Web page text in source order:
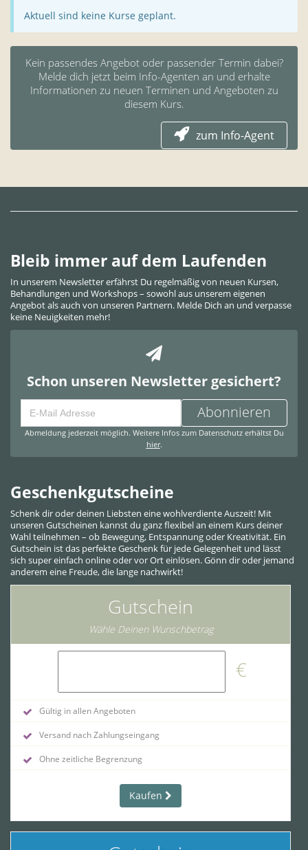
Aktuell sind keine Kurse geplant.
Kein passendes Angebot oder passender Termin dabei?
Melde dich jetzt beim Info-Agenten an und erhalte
Informationen zu neuen Terminen und Angeboten zu
diesem Kurs.
zum Info-Agent
Bleib immer auf dem Laufenden
In unserem Newsletter erfährst Du regelmäßig von neuen Kursen,
Behandlungen und Workshops – sowohl aus unserem eigenen
Angebot als auch von unseren Partnern. Melde Dich an und verpasse
keine Neuigkeiten mehr!
Schon unseren Newsletter gesichert?
Abonnieren
Abmeldung jederzeit möglich. Weitere Infos zum Datenschutz erhältst Du
hier.
Geschenkgutscheine
Schenk dir oder deinen Liebsten eine wohlverdiente Auszeit! Mit
unseren Gutscheinen kannst du ganz flexibel an einem Kurs deiner
Wahl teilnehmen – ob Bewegung, Entspannung oder Kreativität. Ein
Gutschein ist das perfekte Geschenk für jede Gelegenheit und lässt
sich super einfach online oder vor Ort einlösen. Gönn dir oder jemand
anderem eine Freude, die lange nachwirkt!
Gutschein
Wähle Deinen Wunschbetrag
€
Gültig in allen Angeboten
Versand nach Zahlungseingang
Ohne zeitliche Begrenzung
Kaufen